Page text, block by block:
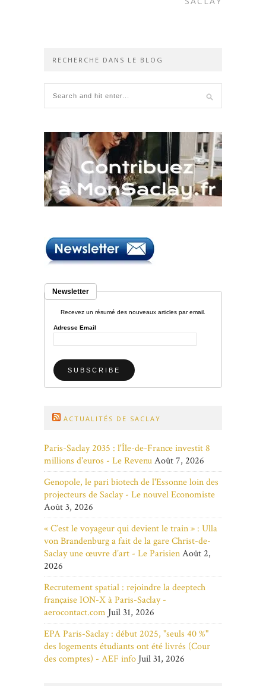
RECHERCHE DANS LE BLOG
Newsletter
Recevez un résumé des nouveaux articles par email.
Adresse Email
ACTUALITÉS DE SACLAY
Paris-Saclay 2035 : l'Île-de-France investit 8
millions d'euros - Le RevenuAoût 7, 2026
Genopole, le pari biotech de l'Essonne loin des
projecteurs de Saclay - Le nouvel Economiste
Août 3, 2026
« C’est le voyageur qui devient le train » : Ulla
von Brandenburg a fait de la gare Christ-de-
Saclay une œuvre d’art - Le ParisienAoût 2,
2026
Recrutement spatial : rejoindre la deeptech
française ION-X à Paris-Saclay -
aerocontact.com Juil 31, 2026
EPA Paris-Saclay : début 2025, "seuls 40 %"
des logements étudiants ont été livrés (Cour
des comptes) - AEF info Juil 31, 2026